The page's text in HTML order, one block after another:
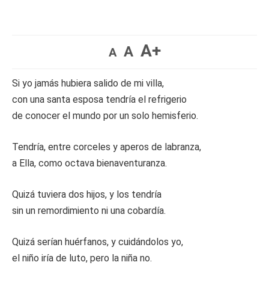
A A A+
Si yo jamás hubiera salido de mi villa,
con una santa esposa tendría el refrigerio
de conocer el mundo por un solo hemisferio.
Tendría, entre corceles y aperos de labranza,
a Ella, como octava bienaventuranza.
Quizá tuviera dos hijos, y los tendría
sin un remordimiento ni una cobardía.
Quizá serían huérfanos, y cuidándolos yo,
el niño iría de luto, pero la niña no.